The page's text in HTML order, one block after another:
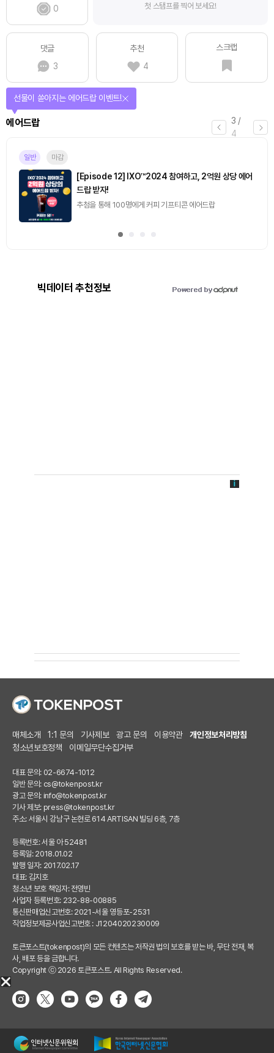
0
첫 스탬프를 찍어 보세요!
댓글
3
추천
4
스크랩
3 /
4
에어드랍
선물이 쏟아지는 에어드랍 이벤트!
일반 마감
[Episode 12] IXO™2024 참여하고, 2억원 상당 에어
드랍 받자!
추첨을 통해 100명에게 커피 기프티콘 에어드랍
빅데이터 추천정보
매체소개 1:1 문의 기사제보 광고 문의 이용약관
개인정보처리방침
청소년보호정책
이메일무단수집거부
대표 문의: 02-6674-1012
일반 문의: cs@tokenpost.kr
광고 문의: info@tokenpost.kr
기사 제보: press@tokenpost.kr
주소: 서울시 강남구 논현로 614 ARTISAN 빌딩 6층, 7층
등록번호: 서울 아 52481
등록일: 2018.01.02
발행 일자: 2017.02.17
대표: 김지호
청소년 보호 책임자: 전영빈
사업자 등록번호: 232-88-00885
통신판매업신고번호: 2021-서울 영등포-2531
직업정보제공사업신고번호 : J1204020230009
토큰포스트(tokenpost)의 모든 컨텐츠는 저작권 법의 보호를 받는 바, 무단 전재, 복
사, 배포 등을 금합니다.
Copyright ⓒ 2026 토큰포스트. All Rights Reserved.